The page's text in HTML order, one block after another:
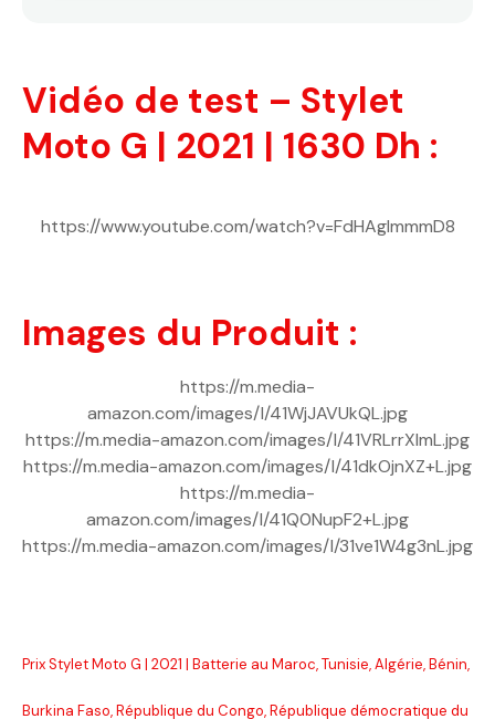
Vidéo de test – Stylet
Moto G | 2021 | 1630 Dh :
https://www.youtube.com/watch?v=FdHAgImmmD8
Images du Produit :
https://m.media-
amazon.com/images/I/41WjJAVUkQL.jpg
https://m.media-amazon.com/images/I/41VRLrrXlmL.jpg
https://m.media-amazon.com/images/I/41dkOjnXZ+L.jpg
https://m.media-
amazon.com/images/I/41Q0NupF2+L.jpg
https://m.media-amazon.com/images/I/31ve1W4g3nL.jpg
Prix Stylet Moto G | 2021 | Batterie au Maroc, Tunisie, Algérie, Bénin,
Burkina Faso, République du Congo, République démocratique du